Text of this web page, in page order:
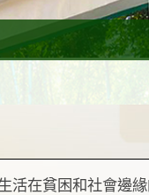
活在貧困和社會邊